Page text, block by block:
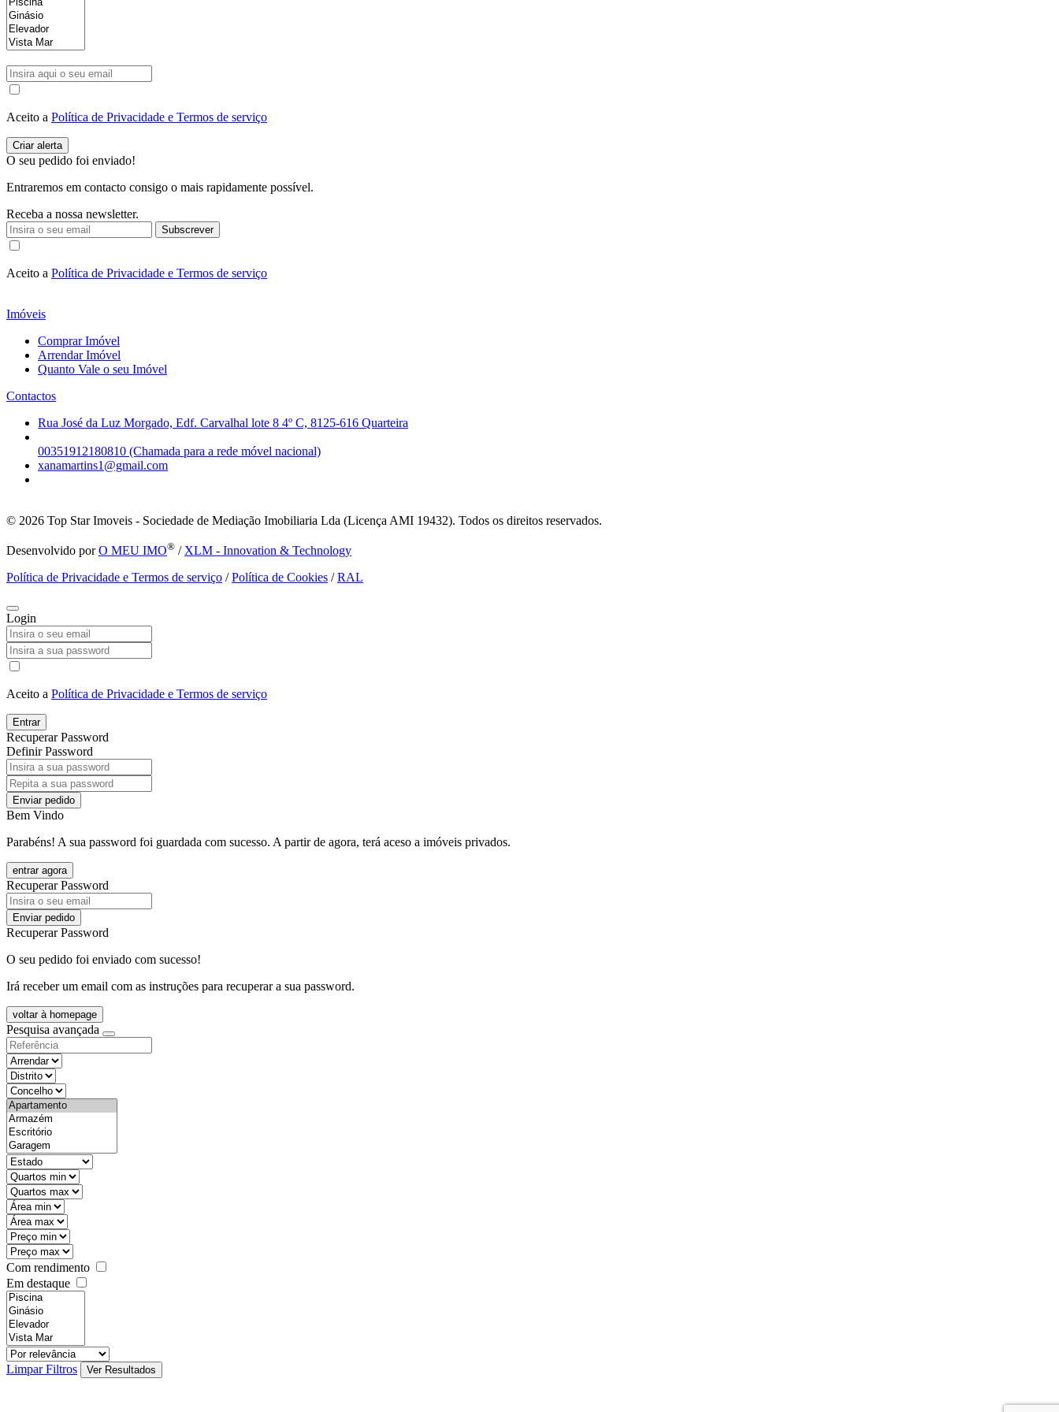
Aceito a Política de Privacidade e Termos de serviço
O seu pedido foi enviado!
Entraremos em contacto consigo o mais rapidamente possível.
Receba a nossa newsletter.
Subscrever
Aceito a Política de Privacidade e Termos de serviço
Imóveis
Comprar Imóvel
Arrendar Imóvel
Quanto Vale o seu Imóvel
Contactos
Rua José da Luz Morgado, Edf. Carvalhal lote 8 4º C, 8125-616 Quarteira
00351912180810 (Chamada para a rede móvel nacional)
xanamartins1@gmail.com
© 2026 Top Star Imoveis - Sociedade de Mediação Imobiliaria Lda (Licença AMI 19432). Todos os direitos reservados.
Desenvolvido porO MEU IMO® / XLM - Innovation & Technology
Política de Privacidade e Termos de serviço /Política de Cookies /RAL
Login
Aceito a Política de Privacidade e Termos de serviço
Entrar
Recuperar Password
Definir Password
Enviar pedido
Bem Vindo
Parabéns! A sua password foi guardada com sucesso. A partir de agora, terá aceso a imóveis privados.
entrar agora
Recuperar Password
Enviar pedido
Recuperar Password
O seu pedido foi enviado com sucesso!
Irá receber um email com as instruções para recuperar a sua password.
voltar à homepage
Pesquisa avançada
objective
districtId
countyId
types
state
mintypo
maxtypo
minarea
maxarea
minprice
maxprice
Com rendimento
Em destaque
features
realestateOrder
Limpar Filtros
Ver Resultados